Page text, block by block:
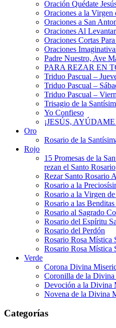
Oración Quédate
Oraciones a la Virgen
Oraciones a San
Oraciones Al
Oraciones Cortas
Oraciones
Padre Nuestro, Ave
PARA REZAR EN
Triduo Pascual –
Triduo Pascual –
Triduo Pascual –
Trisagio de la
Yo Confieso
¡JESÚS,
Oro
Rosario de la
Rojo
15 Promesas de la
rezan el Santo Rosario
Rezar Santo Rosario
Rosario a la
Rosario a la Virgen
Rosario a las
Rosario al Sagrado
Rosario del Espíritu
Rosario del Perdón
Rosario Rosa Mística
Rosario Rosa Mística
Verde
Corona Divina
Coronilla de la
Devoción a la Divina
Novena de la Divina
Categorías